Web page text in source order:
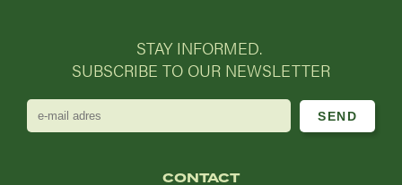
STAY INFORMED.
SUBSCRIBE TO OUR NEWSLETTER
e-
mail
CONTACT